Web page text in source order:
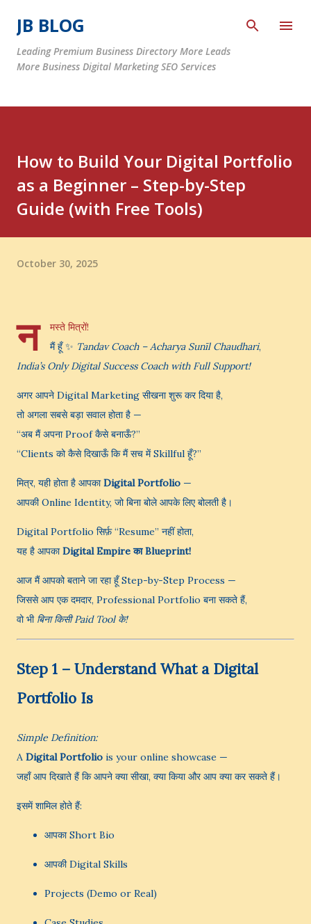
JB BLOG
Leading Premium Business Directory More Leads
More Business Digital Marketing SEO Services
How to Build Your Digital Portfolio
as a Beginner – Step-by-Step
Guide (with Free Tools)
October 30, 2025
न
मस्ते मित्रों!
मैं हूँ ✨ Tandav Coach – Acharya Sunīl Chaudhari,
India’s Only Digital Success Coach with Full Support!
अगर आपने Digital Marketing सीखना शुरू कर दिया है,
तो अगला सबसे बड़ा सवाल होता है —
“अब मैं अपना Proof कैसे बनाऊँ?”
“Clients को कैसे दिखाऊँ कि मैं सच में Skillful हूँ?”
मित्र, यही होता है आपकाDigital Portfolio —
आपकी Online Identity, जो बिना बोले आपके लिए बोलती है।
Digital Portfolio सिर्फ़ “Resume” नहीं होता,
यह है आपकाDigital Empire का Blueprint!
आज मैं आपको बताने जा रहा हूँ Step-by-Step Process —
जिससे आप एक दमदार, Professional Portfolio बना सकते हैं,
वो भी बिना किसी Paid Tool के!
Step 1 – Understand What a Digital
Portfolio Is
Simple Definition:
A Digital Portfolio is your online showcase —
जहाँ आप दिखाते हैं कि आपने क्या सीखा, क्या किया और आप क्या कर सकते हैं।
इसमें शामिल होते हैं:
आपका Short Bio
आपकी Digital Skills
Projects (Demo or Real)